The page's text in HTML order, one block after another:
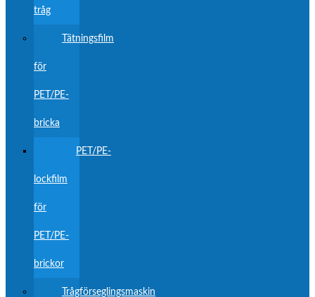
tråg
Tätningsfilm
för
PET/PE-
bricka
PET/PE-
lockfilm
för
PET/PE-
brickor
Trågförseglingsmaskin